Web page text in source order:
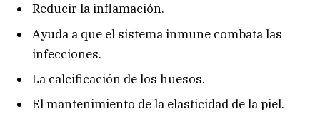
Reducir la inflamación.
Ayuda a que el sistema inmune combata las
infecciones.
La calcificación de los huesos.
El mantenimiento de la elasticidad de la piel.